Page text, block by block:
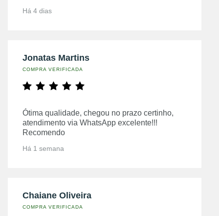
Há 4 dias
Jonatas Martins
COMPRA VERIFICADA
Ótima qualidade, chegou no prazo certinho,
atendimento via WhatsApp excelente!!!
Recomendo
Há 1 semana
Chaiane Oliveira
COMPRA VERIFICADA